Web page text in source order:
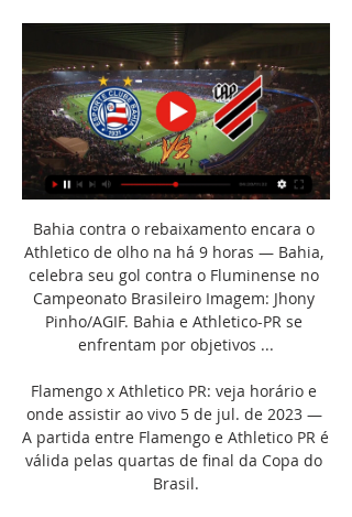
Bahia contra o rebaixamento encara o
Athletico de olho na há 9 horas — Bahia,
celebra seu gol contra o Fluminense no
Campeonato Brasileiro Imagem: Jhony
Pinho/AGIF. Bahia e Athletico-PR se
enfrentam por objetivos ...
Flamengo x Athletico PR: veja horário e
onde assistir ao vivo 5 de jul. de 2023 —
A partida entre Flamengo e Athletico PR é
válida pelas quartas de final da Copa do
Brasil.